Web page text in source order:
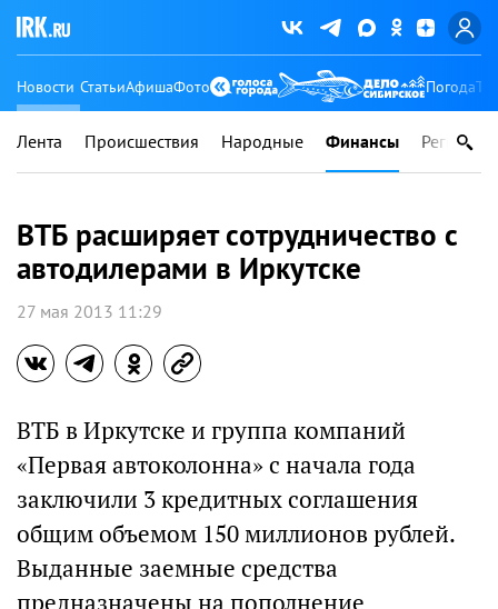
Новости СтатьиАфишаФото Погода
Лента Происшествия Народные Финансы Регионы
ВТБ расширяет сотрудничество с
автодилерами в Иркутске
27 мая 2013 11:29
ВТБ в Иркутске и группа компаний
«Первая автоколонна» с начала года
заключили 3 кредитных соглашения
общим объемом 150 миллионов рублей.
Выданные заемные средства
предназначены на пополнение